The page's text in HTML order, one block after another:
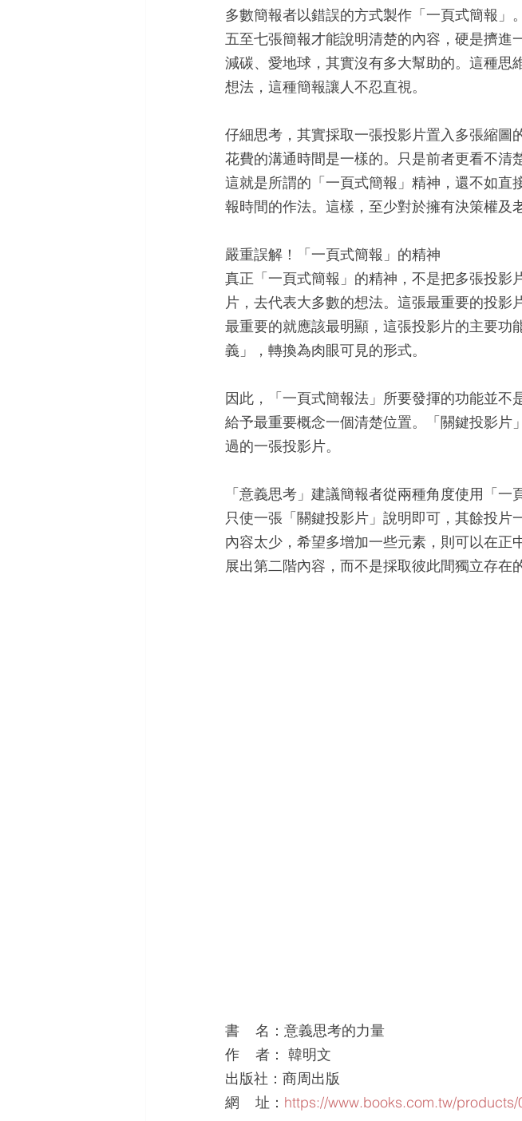
多數簡報者以錯誤的方式製作「一頁式簡報
五至七張簡報才能說明清楚的內容，硬是擠進
減碳、愛地球，其實沒有多大幫助的。這種
想法，這種簡報讓人不忍直視。
仔細思考，其實採取一張投影片置入多張縮
花費的溝通時間是一樣的。只是前者更看不
這就是所謂的「一頁式簡報」精神，還不如
報時間的作法。這樣，至少對於擁有決策權及
嚴重誤解！「一頁式簡報」的精神
真正「一頁式簡報」的精神，不是把多張投
片，去代表大多數的想法。這張最重要的投影
最重要的就應該最明顯，這張投影片的主要
義」，轉換為肉眼可見的形式。
因此，「一頁式簡報法」所要發揮的功能並不
給予最重要概念一個清楚位置。「關鍵投影
過的一張投影片。
「意義思考」建議簡報者從兩種角度使用「
只使一張「關鍵投影片」說明即可，其餘投
內容太少，希望多增加一些元素，則可以在
展出第二階內容，而不是採取彼此間獨立存在
書    名：意義思考的力量
作    者： 韓明文
出版社：商周出版
網    址： https://www.books.com.tw/products/